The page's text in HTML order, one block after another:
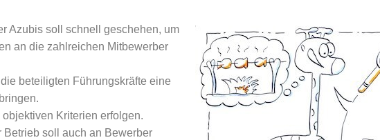
Azubis soll schnell geschehen, um
an die zahlreichen Mitbewerber
beteiligten Führungskräfte eine
Kriterien erfolgen.
Betrieb soll auch an Bewerber